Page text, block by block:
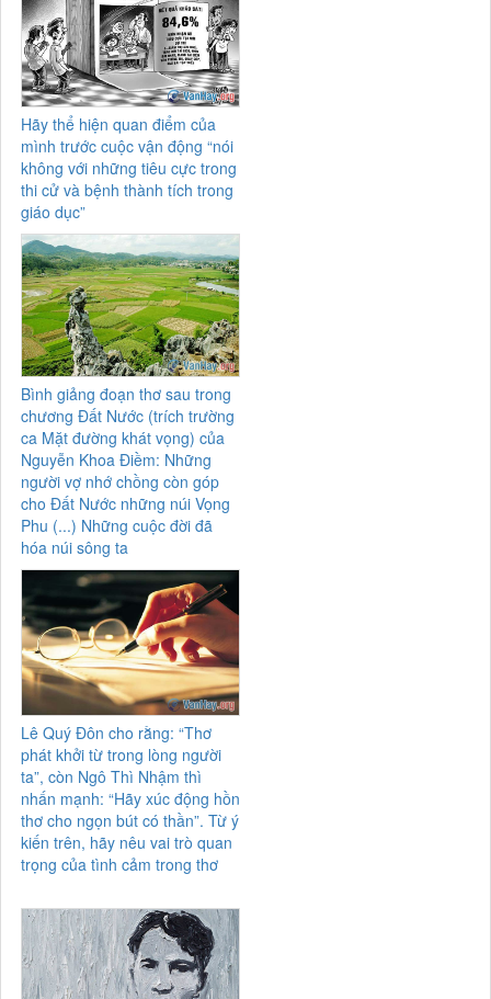
Hãy thể hiện quan điểm của
mình trước cuộc vận động “nói
không với những tiêu cực trong
thi cử và bệnh thành tích trong
giáo dục”
Bình giảng đoạn thơ sau trong
chương Đất Nước (trích trường
ca Mặt đường khát vọng) của
Nguyễn Khoa Điềm: Những
người vợ nhớ chồng còn góp
cho Đất Nước những núi Vọng
Phu (...) Những cuộc đời đã
hóa núi sông ta
Lê Quý Đôn cho rằng: “Thơ
phát khởi từ trong lòng người
ta”, còn Ngô Thì Nhậm thì
nhấn mạnh: “Hãy xúc động hồn
thơ cho ngọn bút có thần”. Từ ý
kiến trên, hãy nêu vai trò quan
trọng của tình cảm trong thơ